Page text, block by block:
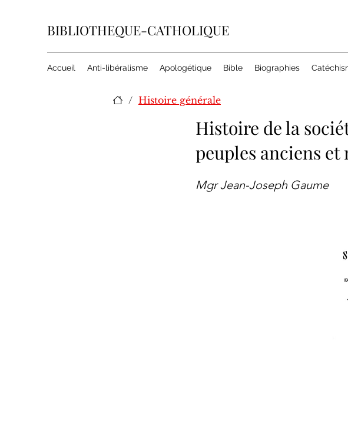
BIBLIOTHEQUE-CATHOLIQUE
Accueil Anti-libéralisme Apologétique Bible Biographies
/ Histoire générale
Histoire de la
peuples anciens et
Mgr Jean-Joseph Gaume